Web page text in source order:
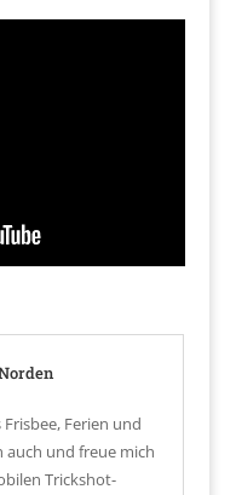
Ferien und
auch und freue mich
Trickshot-